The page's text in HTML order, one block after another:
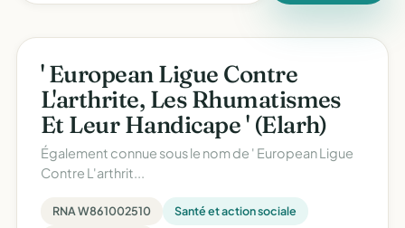
' European Ligue Contre
L'arthrite, Les Rhumatismes
Et Leur Handicape ' (Elarh)
Également connue sous le nom de ' European Ligue
Contre L'arthrit...
RNA W861002510
Santé et action sociale